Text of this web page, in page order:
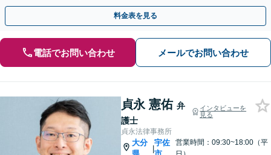
る弁護士が迅速な解決を目指します。
料金表を見る
電話でお問い合わせ メールでお問い合わせ
貞永 憲佑 弁
護士
インタビューを
見る
貞永法律事務所
大分
|
宇佐
営業時間：09:30~18:00（平